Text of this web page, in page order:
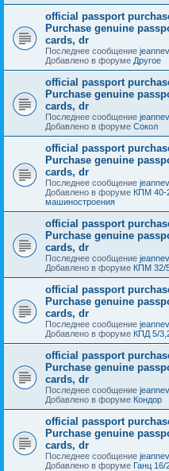
official passport
Purchase genuine
cards, dr
Последнее сообщение
Добавлено в форуме Другое
official passport
Purchase genuine
cards, dr
Последнее сообщение
Добавлено в форуме Сокол
official passport
Purchase genuine
cards, dr
Последнее сообщение
Добавлено в форуме КПМ 40-
машиностроения
official passport
Purchase genuine
cards, dr
Последнее сообщение
Добавлено в форуме КПМ 32/
official passport
Purchase genuine
cards, dr
Последнее сообщение
Добавлено в форуме КПД 5/
official passport
Purchase genuine
cards, dr
Последнее сообщение
Добавлено в форуме Кондор
official passport
Purchase genuine
cards, dr
Последнее сообщение
Добавлено в форуме Ганц 16/